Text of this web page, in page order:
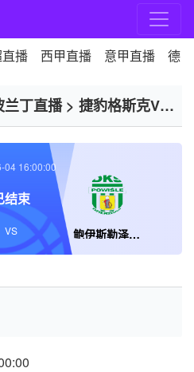
播 西甲直播 意甲直播 德
兰丁直播> 捷豹格斯克VS
鲍伊斯勒泽尔兹贡
04 16:00:00
结束
VS